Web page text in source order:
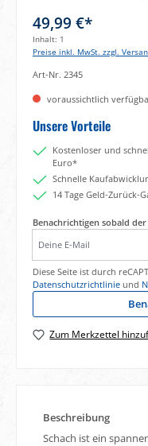
49,99 €*
Inhalt: 1
Preise inkl. MwSt. zzgl.
Art-Nr. 2345
voraussichtlich
Unsere Vorteile
Kostenloser und
Euro*
Schnelle
14 Tage Geld-Zurück-
Benachrichtigen sobald
Deine E-Mail
Diese Seite ist durch
Datenschutzrichtlinie und
Zum Merkzettel
Beschreibung
Schach ist ein